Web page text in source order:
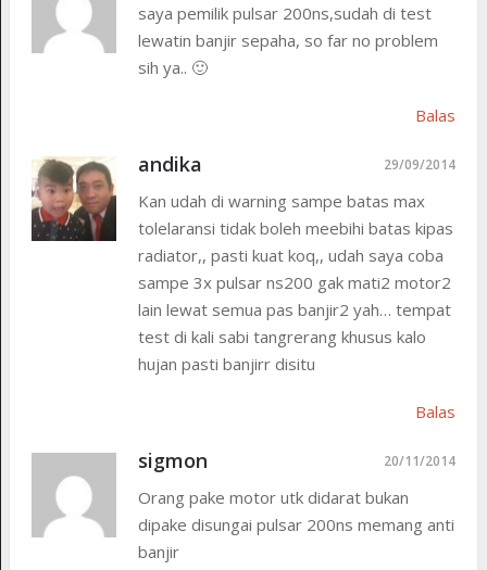
saya pemilik pulsar 200ns,sudah di test
lewatin banjir sepaha, so far no problem
sih ya.. 🙂
Balas
andika 29/09/2014
Kan udah di warning sampe batas max
tolelaransi tidak boleh meebihi batas kipas
radiator,, pasti kuat koq,, udah saya coba
sampe 3x pulsar ns200 gak mati2 motor2
lain lewat semua pas banjir2 yah… tempat
test di kali sabi tangrerang khusus kalo
hujan pasti banjirr disitu
Balas
sigmon 20/11/2014
Orang pake motor utk didarat bukan
dipake disungai pulsar 200ns memang anti
banjir